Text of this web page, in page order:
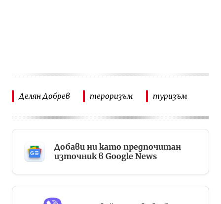
Делян Добрев тероризъм туризъм
Добави ни като предпочитан
източник в Google News